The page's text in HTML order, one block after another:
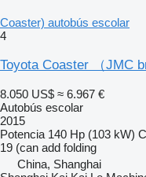
Coaster) autobús escolar
4
Toyota Coaster （JMC
8.050 US$ ≈ 6.967 €
Autobús escolar
2015
Potencia 140 Hp (103 kW)
19 (can add folding
China, Shanghai